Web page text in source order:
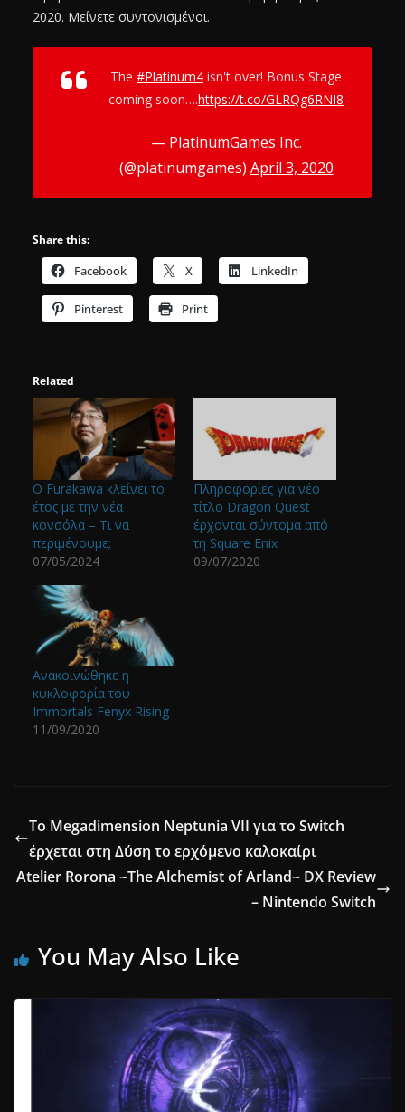
2020. Μείνετε συντονισμένοι.
The #Platinum4 isn't over! Bonus Stage
coming soon….https://t.co/GLRQg6RNI8
— PlatinumGames Inc.
(@platinumgames) April 3, 2020
Share this:
Facebook X LinkedIn
Pinterest Print
Related
O Furakawa κλείνει το
έτος με την νέα
κονσόλα – Τι να
περιμένουμε;
07/05/2024
Πληροφορίες για νέο
τίτλο Dragon Quest
έρχονται σύντομα από
τη Square Enix
09/07/2020
Ανακοινώθηκε η
κυκλοφορία του
Immortals Fenyx Rising
11/09/2020
Το Megadimension Neptunia VII για το Switch
έρχεται στη Δύση το ερχόμενο καλοκαίρι
Atelier Rorona ~The Alchemist of Arland~ DX Review
– Nintendo Switch
You May Also Like